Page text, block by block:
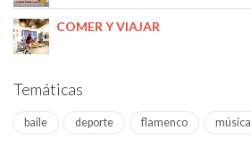
COMER Y VIAJAR
Temáticas
baile deporte flamenco música